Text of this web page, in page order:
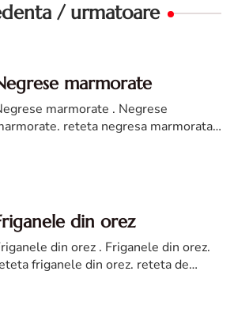
/ urmatoare
marmorate
marmorate . Negrese
reteta negresa marmorata.
din orez
din orez . Friganele din orez.
friganele din orez. reteta de